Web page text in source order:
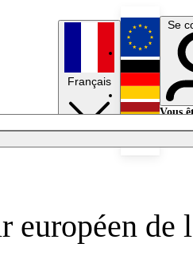
Français
English
Deutsch
Se
Vous
européen de